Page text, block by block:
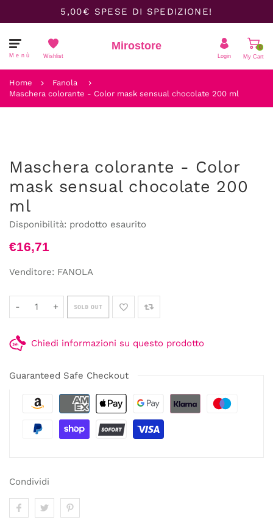
5,00€ SPESE DI SPEDIZIONE!
Menù Wishlist
Mirostore
Login
0
My Cart
Il carrello è vuoto.
Home
Fanola
Maschera colorante - Color mask sensual chocolate 200 ml
Maschera colorante - Color
mask sensual chocolate 200
ml
Disponibilità: prodotto esaurito
€16,71
Venditore: FANOLA
- + SOLD OUT
Chiedi informazioni su questo prodotto
Guaranteed Safe Checkout
Condividi